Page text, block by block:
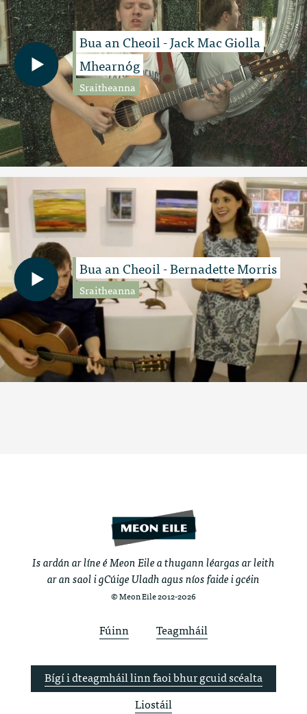
Bua an Cheoil - Jack Mac Giolla
Mhearnóg
Sraitheanna
Bua an Cheoil - Bernadette Morris
Sraitheanna
Is ardán ar líne é Meon Eile a thugann léargas ar leith
ar an saol i gCúige Uladh agus níos faide i gcéin
© Meon Eile 2012-2026
Fúinn Teagmháil
Bígí i dteagmháil linn faoi bhur gcuid scéalta
Liostáil